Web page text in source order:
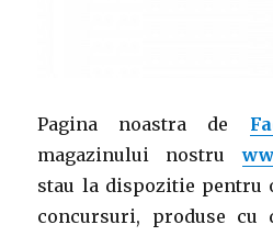
Pagina noastra de
magazinului nostru
stau la dispozitie pentru
concursuri, produse cu